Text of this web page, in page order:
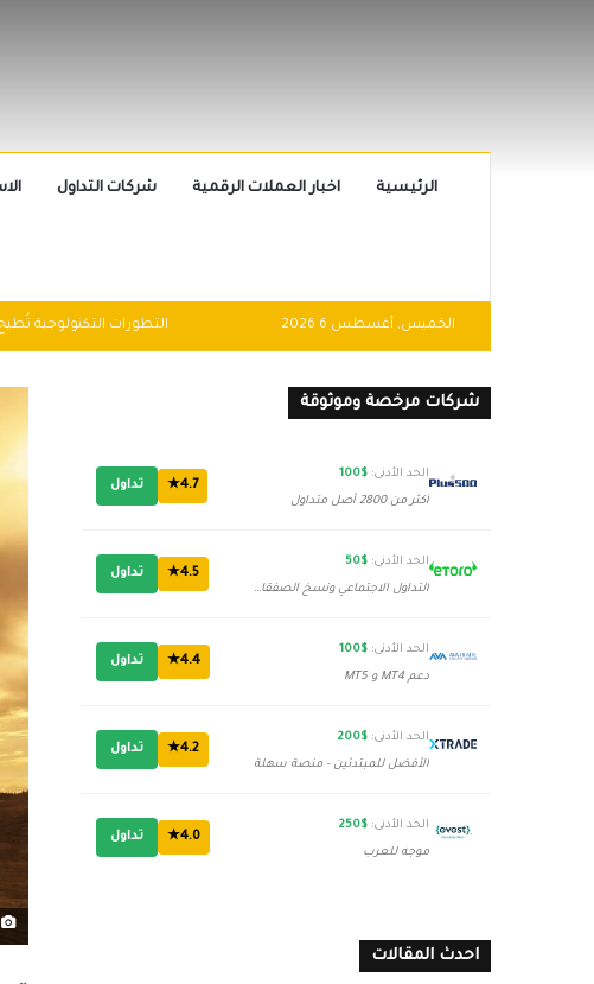
الرئيسية اخبار العملات الرقمية شركات التداول
الخميس, أغسطس 6 2026
شركات مرخصة وموثوقة
الحد الأدنى: $100
أكثر من 2800 أصل متداول
4.7★ تداول
الحد الأدنى: $50
التداول الاجتماعي ونسخ الصفقات
4.5★ تداول
الحد الأدنى: $100
دعم MT4 و MT5
4.4★ تداول
الحد الأدنى: $200
الأفضل للمبتدئين - منصة سهلة
4.2★ تداول
الحد الأدنى: $250
موجه للعرب
4.0★ تداول
احدث المقالات